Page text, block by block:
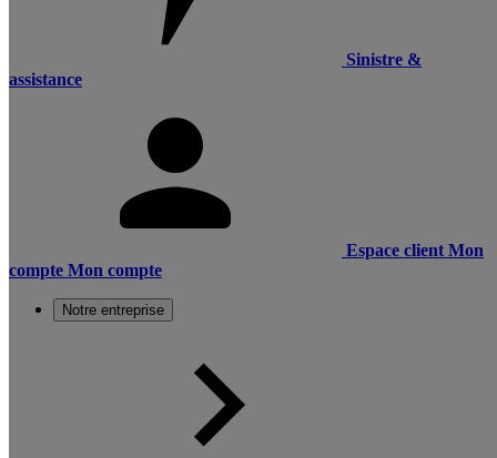
Sinistre &
assistance
Espace client Mon
compte Mon compte
Notre entreprise